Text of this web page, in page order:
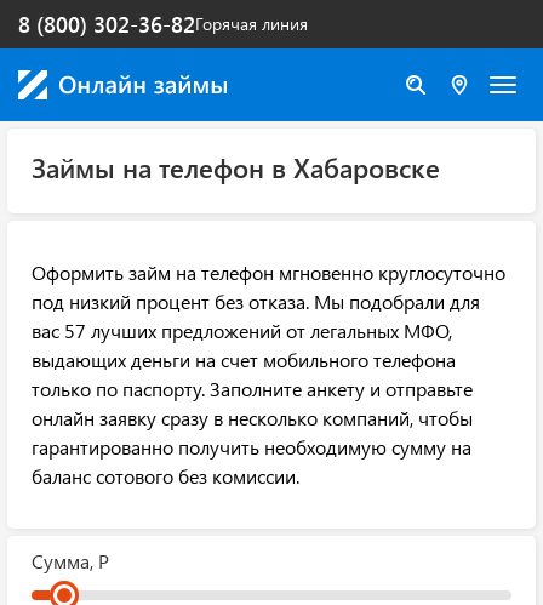
Горячая линия
8 (800) 302-36-82
Займы на телефон в Хабаровске
Оформить займ на телефон мгновенно круглосуточно
под низкий процент без отказа. Мы подобрали для
вас 57 лучших предложений от легальных МФО,
выдающих деньги на счет мобильного телефона
только по паспорту. Заполните анкету и отправьте
онлайн заявку сразу в несколько компаний, чтобы
гарантированно получить необходимую сумму на
баланс сотового без комиссии.
Сумма, Р